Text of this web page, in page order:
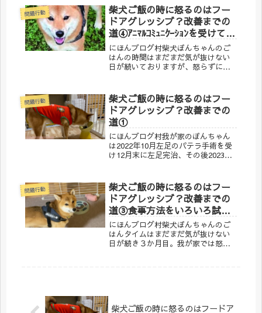
丈夫かもしれない」と思えるほど安
定していました。しかし2026年に入
り、あ...
問題行動
柴犬ご飯の時に怒るのはフー
ドアグレッシブ？改善までの
道④ｱﾆﾏﾙｺﾐｭﾆｹｰｼｮﾝを受けてみ
た編
にほんブログ村柴犬ぽんちゃんのご
はんの時間はまだまだ気が抜けない
日が続いておりますが、怒らずに食
なりました。とは言え、ぽんちゃん
は何が嫌で怒るのか、はっきりした
理由が確定出来ず...
問題行動
柴犬ご飯の時に怒るのはフー
ドアグレッシブ？改善までの
道①
にほんブログ村我が家のぽんちゃん
は2022年10月左足のパテラ手術を受
け12月末に左足完治、その後2023年1
分走ったり、跳んだり出来ない期間
がありました。まだまだ元気一杯の
１...
問題行動
柴犬ご飯の時に怒るのはフー
ドアグレッシブ？改善までの
道③食事方法をいろいろ試し
てみた編
にほんブログ村柴犬ぽんちゃんのご
はんタイムはまだまだ気が抜けない
日が続き３か月目。我が家では怒ら
柴犬ご飯の時に怒るのはフードア